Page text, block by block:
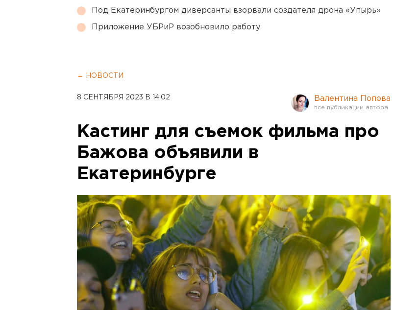
Под Екатеринбургом диверсанты взорвали создателя дрона «Упырь»
Приложение УБРиР возобновило работу
← НОВОСТИ
8 СЕНТЯБРЯ 2023 В 14:02 Валентина Попова
Кастинг для съемок фильма про
Бажова объявили в
Екатеринбурге